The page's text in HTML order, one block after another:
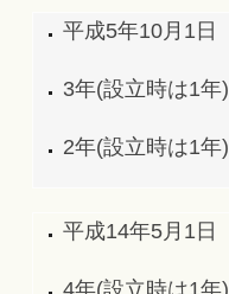
平成5年10月1日
3年(設立時は1年)
2年(設立時は1年)
平成14年5月1日
4年(設立時は1年)